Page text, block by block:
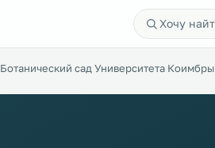
Ботанический сад Университета Коимбры